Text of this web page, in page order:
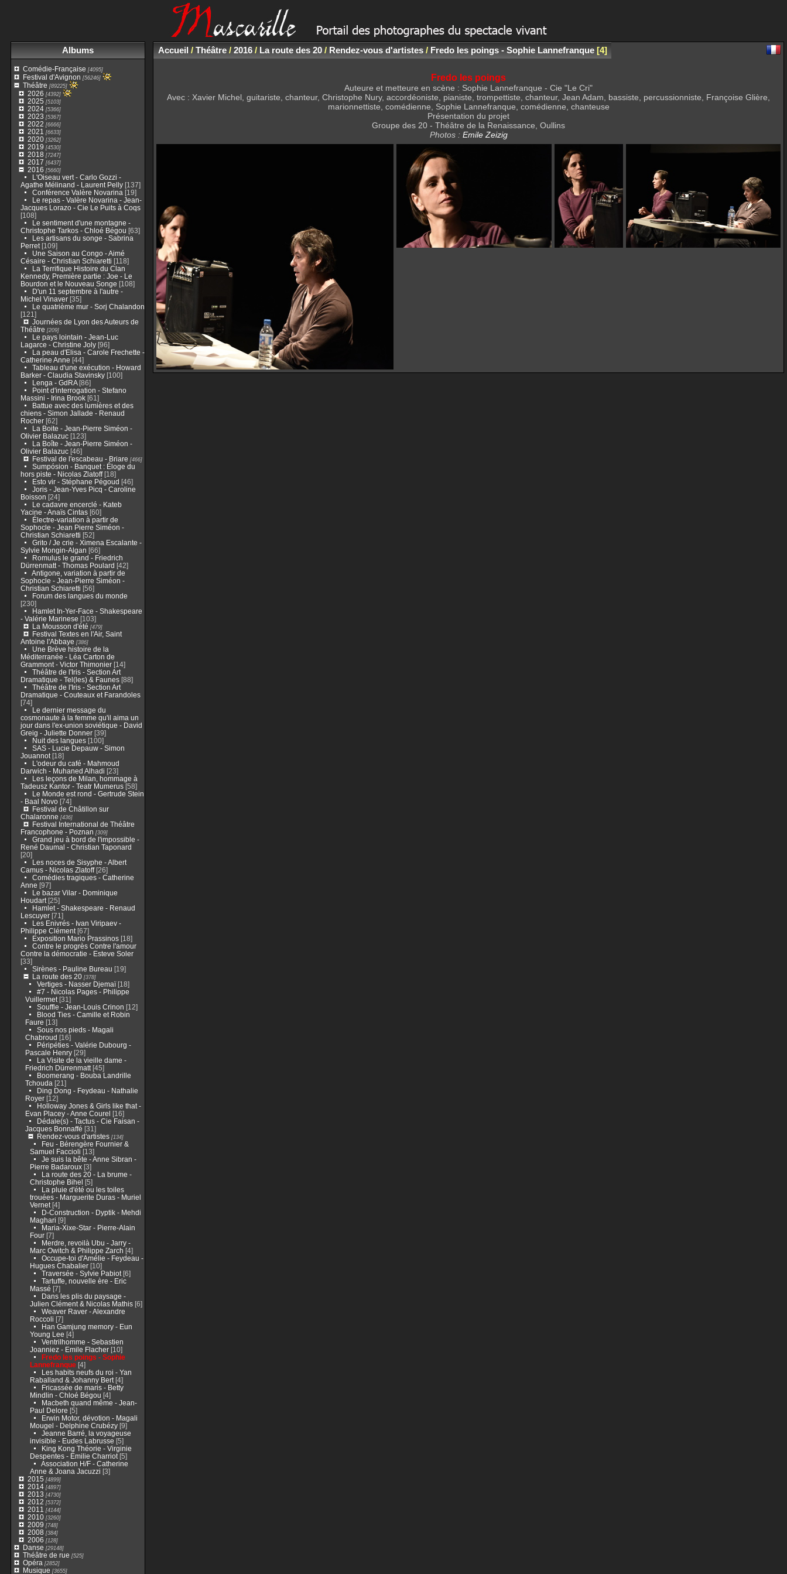
Albums
Comédie-Française [4095]
Festival d'Avignon [56246]
Théâtre [89225]
2026 [4392]
2025 [5103]
2024[5366]
2023 [5367]
2022 [6666]
2021 [6633]
2020[3262]
2019 [4530]
2018 [7247]
2017 [6437]
2016 [5660]
L'Oiseau vert - Carlo Gozzi -
Agathe Mélinand - Laurent Pelly[137]
Conférence Valère Novarina [19]
Le repas - Valère Novarina - Jean-
Jacques Lorazo - Cie Le Puits à Coqs
[108]
Le sentiment d'une montagne -
Christophe Tarkos - Chloé Bégou [63]
Les artisans du songe - Sabrina
Perret[109]
Une Saison au Congo - Aimé
Césaire - Christian Schiaretti [118]
La Terrifique Histoire du Clan
Kennedy, Première partie : Joe - Le
Bourdon et le Nouveau Songe [108]
D'un 11 septembre à l'autre -
Michel Vinaver[35]
Le quatrième mur - Sorj Chalandon
[121]
Journées de Lyon des Auteurs de
Théâtre [209]
Le pays lointain - Jean-Luc
Lagarce - Christine Joly[96]
La peau d'Elisa - Carole Frechette -
Catherine Anne [44]
Tableau d'une exécution - Howard
Barker - Claudia Stavinsky[100]
Lenga - GdRA[86]
Point d'interrogation - Stefano
Massini - Irina Brook[61]
Battue avec des lumières et des
chiens - Simon Jallade - Renaud
Rocher[62]
La Boite - Jean-Pierre Siméon -
Olivier Balazuc[123]
La Boîte - Jean-Pierre Siméon -
Olivier Balazuc[46]
Festival de l'escabeau - Briare [466]
Sumpósion - Banquet : Éloge du
hors piste - Nicolas Zlatoff [18]
Esto vir - Stéphane Pégoud [46]
Joris - Jean-Yves Picq - Caroline
Boisson [24]
Le cadavre encerclé - Kateb
Yacine - Anaïs Cintas[60]
Électre-variation à partir de
Sophocle - Jean Pierre Siméon -
Christian Schiaretti [52]
Grito / Je crie - Ximena Escalante -
Sylvie Mongin-Algan [66]
Romulus le grand - Friedrich
Dürrenmatt - Thomas Poulard [42]
Antigone, variation à partir de
Sophocle - Jean-Pierre Siméon -
Christian Schiaretti [56]
Forum des langues du monde
[230]
Hamlet In-Yer-Face - Shakespeare
- Valérie Marinese [103]
La Mousson d'été [479]
Festival Textes en l'Air, Saint
Antoine l'Abbaye [386]
Une Brève histoire de la
Méditerranée - Léa Carton de
Grammont - Victor Thimonier[14]
Théâtre de l'Iris - Section Art
Dramatique - Tel(les) & Faunes[88]
Théâtre de l'Iris - Section Art
Dramatique - Couteaux et Farandoles
[74]
Le dernier message du
cosmonaute à la femme qu'il aima un
jour dans l'ex-union soviétique - David
Greig - Juliette Donner[39]
Nuit des langues[100]
SAS - Lucie Depauw - Simon
Jouannot[18]
L'odeur du café - Mahmoud
Darwich - Muhaned Alhadi [23]
Les leçons de Milan, hommage à
Tadeusz Kantor - Teatr Mumerus[58]
Le Monde est rond - Gertrude Stein
- Baal Novo[74]
Festival de Châtillon sur
Chalaronne [436]
Festival International de Théâtre
Francophone - Poznan [309]
Grand jeu à bord de l'impossible -
René Daumal - Christian Taponard
[20]
Les noces de Sisyphe - Albert
Camus - Nicolas Zlatoff[26]
Comédies tragiques - Catherine
Anne [97]
Le bazar Vilar - Dominique
Houdart[25]
Hamlet - Shakespeare - Renaud
Lescuyer[71]
Les Enivrés - Ivan Viripaev -
Philippe Clément[67]
Exposition Mario Prassinos[18]
Contre le progrès Contre l'amour
Contre la démocratie - Esteve Soler
[33]
Sirènes - Pauline Bureau [19]
La route des 20[378]
Vertiges - Nasser Djemaï[18]
#7 - Nicolas Pages - Philippe
Vuillermet[31]
Souffle - Jean-Louis Crinon [12]
Blood Ties - Camille et Robin
Faure [13]
Sous nos pieds - Magali
Chabroud [16]
Péripéties - Valérie Dubourg -
Pascale Henry[29]
La Visite de la vieille dame -
Friedrich Dürrenmatt[45]
Boomerang - Bouba Landrille
Tchouda [21]
Ding Dong - Feydeau - Nathalie
Royer[12]
Holloway Jones & Girls like that -
Evan Placey - Anne Courel [16]
Dédale(s) - Tactus - Cie Faisan -
Jacques Bonnaffé [31]
Rendez-vous d'artistes[134]
Feu - Bérengère Fournier &
Samuel Faccioli [13]
Je suis la bête - Anne Sibran -
Pierre Badaroux[3]
La route des 20 - La brume -
Christophe Bihel [5]
La pluie d'été ou les toiles
trouées - Marguerite Duras - Muriel
Vernet[4]
D-Construction - Dyptik - Mehdi
Maghari [9]
Maria-Xixe-Star - Pierre-Alain
Four[7]
Merdre, revoilà Ubu - Jarry -
Marc Owitch & Philippe Zarch [4]
Occupe-toi d'Amélie - Feydeau -
Hugues Chabalier[10]
Traversée - Sylvie Pabiot[6]
Tartuffe, nouvelle ère - Eric
Massé [7]
Dans les plis du paysage -
Julien Clément & Nicolas Mathis[6]
Weaver Raver - Alexandre
Roccoli [7]
Han Gamjung memory - Eun
Young Lee [4]
Ventrilhomme - Sebastien
Joanniez - Emile Flacher[10]
Fredo les poings - Sophie
Lannefranque[4]
Les habits neufs du roi - Yan
Raballand & Johanny Bert[4]
Fricassée de maris - Betty
Mindlin - Chloé Bégou [4]
Macbeth quand même - Jean-
Paul Delore [5]
Erwin Motor, dévotion - Magali
Mougel - Delphine Crubézy[9]
Jeanne Barré, la voyageuse
invisible - Eudes Labrusse [5]
King Kong Théorie - Virginie
Despentes - Emilie Charriot[5]
Association H/F - Catherine
Anne & Joana Jacuzzi [3]
2015 [4899]
2014[4897]
2013 [4730]
2012 [5372]
2011 [4144]
2010[3260]
2009 [748]
2008 [384]
2006 [128]
Danse [29148]
Théâtre de rue [525]
Opéra [2852]
Musique [3655]
Accueil/ Théâtre/ 2016/ La route des 20/ Rendez-vous d'artistes/ Fredo les poings - Sophie Lannefranque 4
Fredo les poings
Auteure et metteure en scène : Sophie Lannefranque - Cie "Le Cri"
Avec : Xavier Michel, guitariste, chanteur, Christophe Nury, accordéoniste, pianiste, trompettiste, chanteur, Jean Adam, bassiste, percussionniste, Françoise Glière,
marionnettiste, comédienne, Sophie Lannefranque, comédienne, chanteuse
Présentation du projet
Groupe des 20 - Théâtre de la Renaissance, Oullins
Photos : Emile Zeizig